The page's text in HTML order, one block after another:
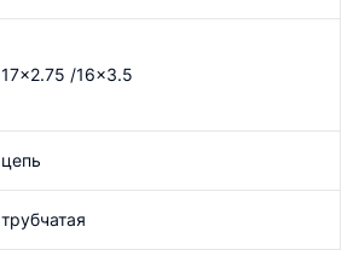
17×2.75 /16×3.5
цепь
трубчатая